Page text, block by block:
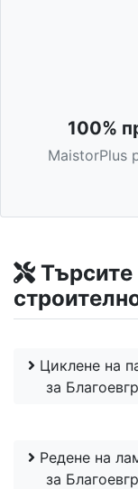
100%
MaistorPlus
Циклене на
за
Редене на
за